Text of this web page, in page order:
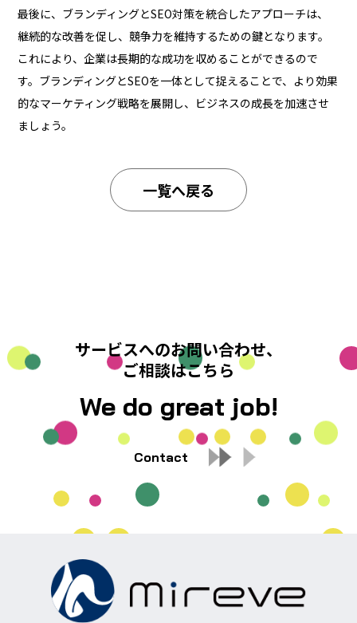
最後に、ブランディングとSEO対策を統合したアプローチは、
継続的な改善を促し、競争力を維持するための鍵となります。
これにより、企業は長期的な成功を収めることができるので
す。ブランディングとSEOを一体として捉えることで、より効果
的なマーケティング戦略を展開し、ビジネスの成長を加速させ
ましょう。
一覧へ戻る
サービスへのお問い合わせ、
ご相談はこちら
We do great job!
Contact